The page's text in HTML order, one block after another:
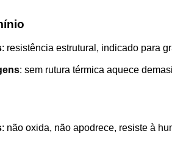
: resistência estrutural, indicado para
: sem rutura térmica aquece
: não oxida, não apodrece, resiste à